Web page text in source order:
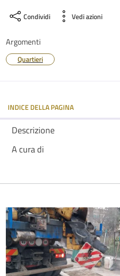
Condividi Vedi azioni
Argomenti
Quartieri
INDICE DELLA PAGINA
Descrizione
A cura di